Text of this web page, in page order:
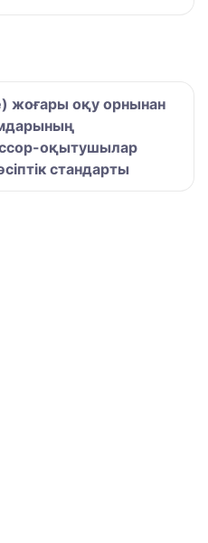
жоғары оқу орнынан
оқытушылар
стандарты